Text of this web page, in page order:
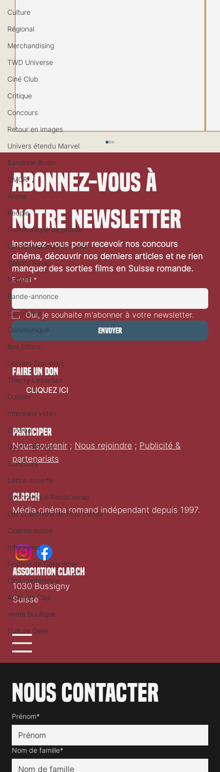
Culture
Régional
Merchandising
TWD Universe
Ciné Club
Critique
Concours
Retour en images
Univers étendu Marvel
Sandrine Bodin
CMCR
Anime
People
Communiqué de presse
La chronique qui fait peur
Sandro Paulo
Portrait
Bande-annonce
Carnet noir
Communiqué
Box Office
Univers Star Wars
Thierry Uebersax
Dossier
Interview vidéo
Cinéma
Court-métrage
Concours
Lettre ouverte
La chronique Recto Verso
Les collections de Play Suisse
Cinéma suisse
Interviews
Festival de Gérardmer
Ciné conférence
Archives Clap
Vente Boutique
Culture Geek
Festival de Locarno 2026: Taxi Driver
Abonnez-vous à
notre newsletter
Inscrivez-vous pour recevoir nos concours
cinéma, découvrir nos derniers articles et ne rien
manquer des sorties films en Suisse romande.
E-mail *
Oui, je souhaite m'abonner à votre newsletter.
Envoyer
Clap.ch
Média cinéma romand indépendant depuis 1997.
Participer
Nous soutenir ; Nous rejoindre ; Publicité &
partenariats
Nous contacter
Prénom*
Nom de famille*
faire un don
CLIQUEZ ICI
association clap.ch
1030 Bussigny
Suisse